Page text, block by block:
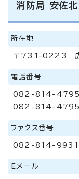
消防局 安佐
所在地
〒731-0223 広
電話番号
082-814-
082-814-
ファクス番号
082-814-9931
Eメール